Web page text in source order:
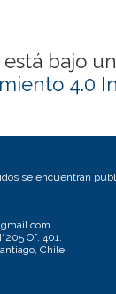
bajo
4.0
se encuentran
Of. 401.
Chile